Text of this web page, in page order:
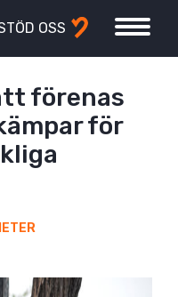
OSS
förenas
för